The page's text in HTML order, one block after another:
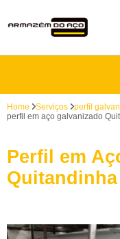
Home Serviços perfil
perfil em aço galvanizado
Perfil em
Quitandinha